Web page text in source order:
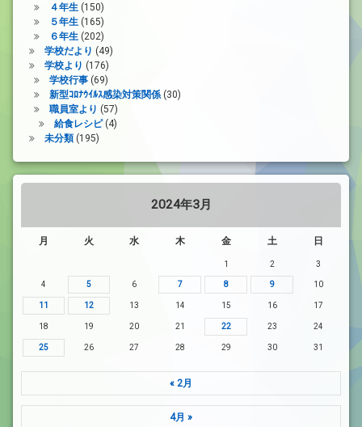
４年生(150)
５年生(165)
６年生(202)
学校だより (49)
学校より (176)
学校行事(69)
新型ｺﾛﾅｳｲﾙｽ感染対策関係(30)
職員室より (57)
給食レシピ(4)
未分類(195)
2024年3月
月 火 水 木 金 土 日
1 2 3
4 5 6 7 8 9 10
11 12 13 14 15 16 17
18 19 20 21 22 23 24
25 26 27 28 29 30 31
« 2月
4月 »